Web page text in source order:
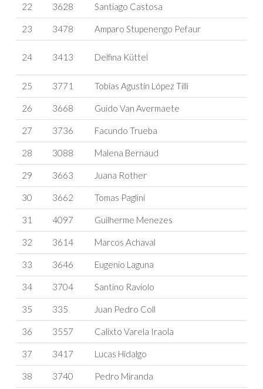
22 3628 Santiago Castosa
23 3478 Amparo Stupenengo Pefaur
24 3413 Delfina Küttel
25 3771 Tobías Agustín López Tilli
26 3668 Guido Van Avermaete
27 3736 Facundo Trueba
28 3088 Malena Bernaud
29 3663 Juana Rother
30 3662 Tomas Paglini
31 4097 Guilherme Menezes
32 3614 Marcos Achaval
33 3646 Eugenio Laguna
34 3704 Santino Raviolo
35 335 Juan Pedro Coll
36 3557 Calixto Varela Iraola
37 3417 Lucas Hidalgo
38 3740 Pedro Miranda